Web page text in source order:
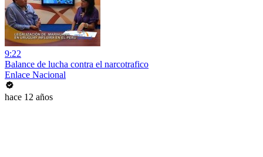
9:22
Balance de lucha contra el narcotrafico
Enlace Nacional
hace 12 años